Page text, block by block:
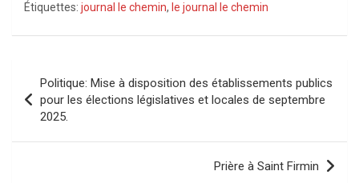
Étiquettes: journal le chemin, le journal le chemin
de
l’article
Politique: Mise à disposition des établissements publics
pour les élections législatives et locales de septembre
2025.
Prière à Saint Firmin